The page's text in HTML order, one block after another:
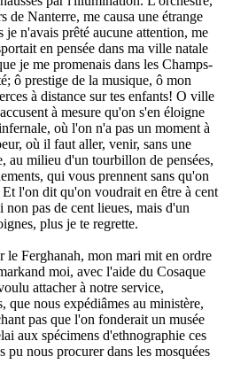
de Nanterre, me causa une étrange
je n'avais prêté aucune attention, me
en pensée dans ma ville natale
je me promenais dans les Champs-
ô prestige de la musique, ô mon
à distance sur tes enfants! O ville
à mesure qu'on s'en éloigne
où l'on n'a pas un moment à
où il faut aller, venir, sans une
au milieu d'un tourbillon de pensées,
qui vous prennent sans qu'on
l'on dit qu'on voudrait en être à cent
pas de cent lieues, mais d'un
plus je te regrette.
le Ferghanah, mon mari mit en ordre
moi, avec l'aide du Cosaque
attacher à notre service,
que nous expédiâmes au ministère,
pas que l'on fonderait un musée
aux spécimens d'ethnographie ces
pu nous procurer dans les mosquées